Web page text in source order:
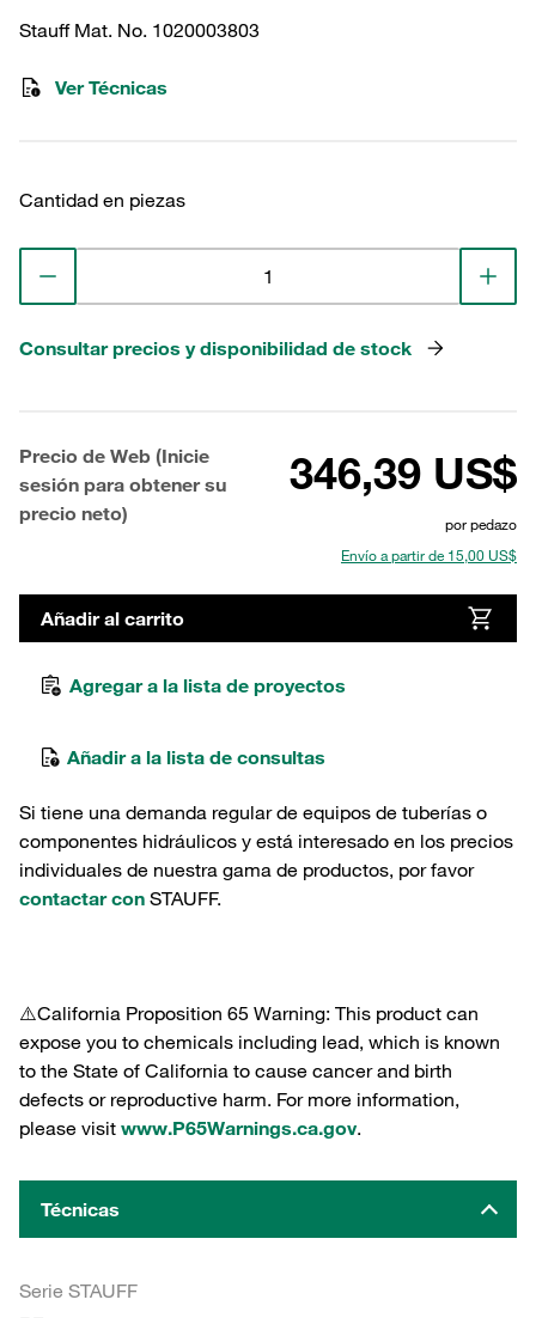
Stauff Mat. No. 1020003803
Ver Técnicas
Cantidad en piezas
Consultar precios y disponibilidad de stock
Precio de Web (Inicie
sesión para obtener su
precio neto)
346,39 US$
por pedazo
Envío a partir de 15,00 US$
Añadir al carrito
Agregar a la lista de proyectos
Añadir a la lista de consultas
Si tiene una demanda regular de equipos de tuberías o
componentes hidráulicos y está interesado en los precios
individuales de nuestra gama de productos, por favor
contactar con STAUFF.
⚠️California Proposition 65 Warning: This product can
expose you to chemicals including lead, which is known
to the State of California to cause cancer and birth
defects or reproductive harm. For more information,
please visit www.P65Warnings.ca.gov.
Técnicas
Serie STAUFF